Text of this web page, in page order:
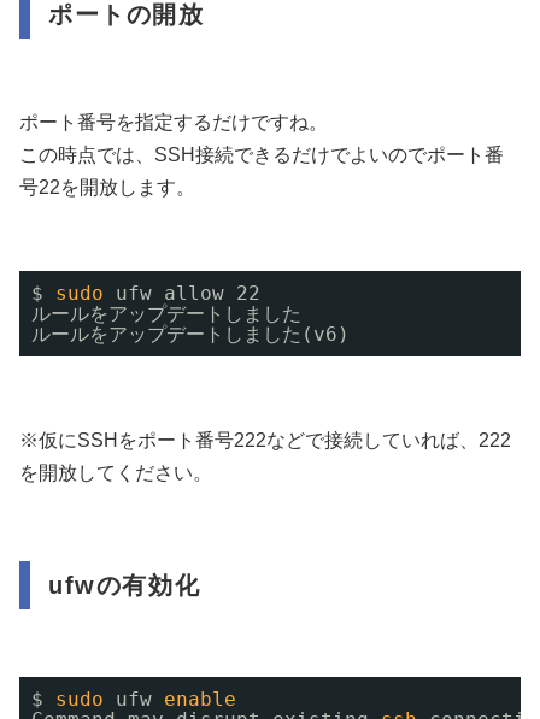
ポートの開放
ポート番号を指定するだけですね。
この時点では、SSH接続できるだけでよいのでポート番
号22を開放します。
$ sudo
ufw allow 22
ルールをアップデートしました
ルールをアップデートしました(v6)
※仮にSSHをポート番号222などで接続していれば、222
を開放してください。
ufwの有効化
$ sudo ufw enable